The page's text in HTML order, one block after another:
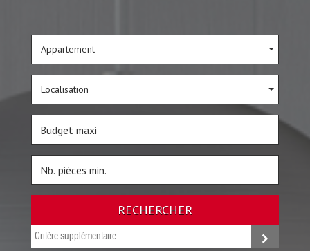
Appartement
Localisation
RECHERCHER
Critère supplémentaire